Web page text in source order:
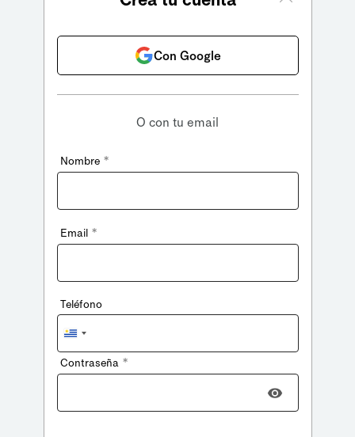
Con Google
O con tu email
Nombre *
Email *
Teléfono
Uruguay
+598
Contraseña *